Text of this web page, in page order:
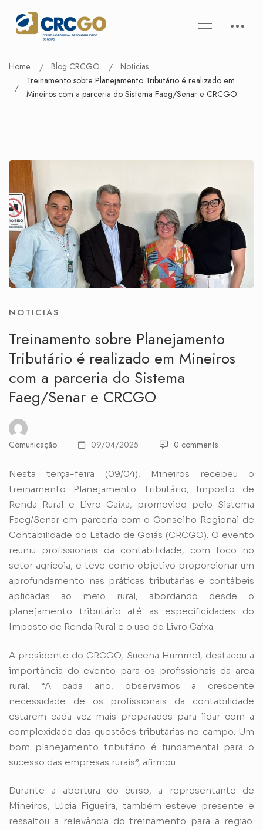
Home Blog CRCGO
Noticias
Treinamento sobre Planejamento Tributário é realizado em
Mineiros com a parceria do Sistema Faeg/Senar e CRCGO
NOTICIAS
Treinamento sobre Planejamento
Tributário é realizado em Mineiros
com a parceria do Sistema
Faeg/Senar e CRCGO
Comunicação 09/04/2025 0 comments
Nesta terça-feira (09/04), Mineiros recebeu o
treinamento Planejamento Tributário, Imposto de
Renda Rural e Livro Caixa, promovido pelo Sistema
Faeg/Senar em parceria com o Conselho Regional de
Contabilidade do Estado de Goiás (CRCGO). O evento
reuniu profissionais da contabilidade, com foco no
setor agrícola, e teve como objetivo proporcionar um
aprofundamento nas práticas tributárias e contábeis
aplicadas ao meio rural, abordando desde o
planejamento tributário até as especificidades do
Imposto de Renda Rural e o uso do Livro Caixa.
A presidente do CRCGO, Sucena Hummel, destacou a
importância do evento para os profissionais da área
rural. “A cada ano, observamos a crescente
necessidade de os profissionais da contabilidade
estarem cada vez mais preparados para lidar com a
complexidade das questões tributárias no campo. Um
bom planejamento tributário é fundamental para o
sucesso das empresas rurais”, afirmou.
Durante a abertura do curso, a representante de
Mineiros, Lúcia Figueira, também esteve presente e
ressaltou a relevância do treinamento para a região.